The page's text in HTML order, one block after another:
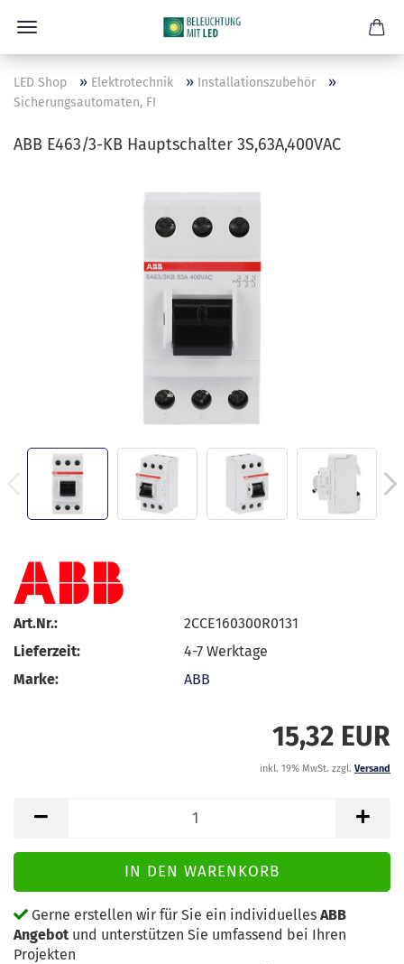
LED Shop » Elektrotechnik » Installationszubehör »
Sicherungsautomaten, FI
ABB E463/3-KB Hauptschalter 3S,63A,400VAC
Art.Nr.:
2CCE160300R0131
Lieferzeit:
4-7 Werktage
Marke:
ABB
15,32 EUR
inkl. 19% MwSt. zzgl. Versand
Gerne erstellen wir für Sie ein individuelles ABB
Angebot und unterstützen Sie umfassend bei Ihren
Projekten